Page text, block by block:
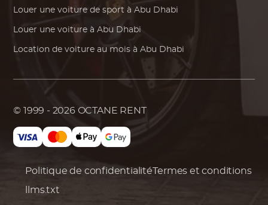
Louer une voiture de sport à Abu Dhabi
Louer une voiture à Abu Dhabi
Location de voiture au mois à Abu Dhabi
© 1999 - 2026 OCTANE RENT
Politique de confidentialitéTermes et conditions
llms.txt